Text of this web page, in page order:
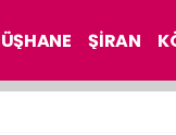
ŞİRAN